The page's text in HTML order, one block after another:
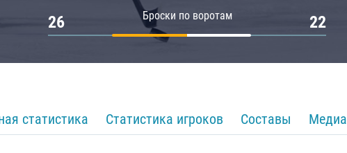
Броски по воротам
26 22
статистика Статистика игроков Составы Медиа